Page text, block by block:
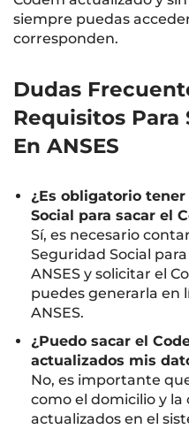
siempre puedas
corresponden.
Dudas
Requisitos Para
En ANSES
¿Es obligatorio
Social para sacar el
Sí, es necesario
Seguridad Social
ANSES y solicitar el
puedes generarla en
ANSES.
¿Puedo sacar el
actualizados mis
No, es importante
como el domicilio y la
actualizados en el